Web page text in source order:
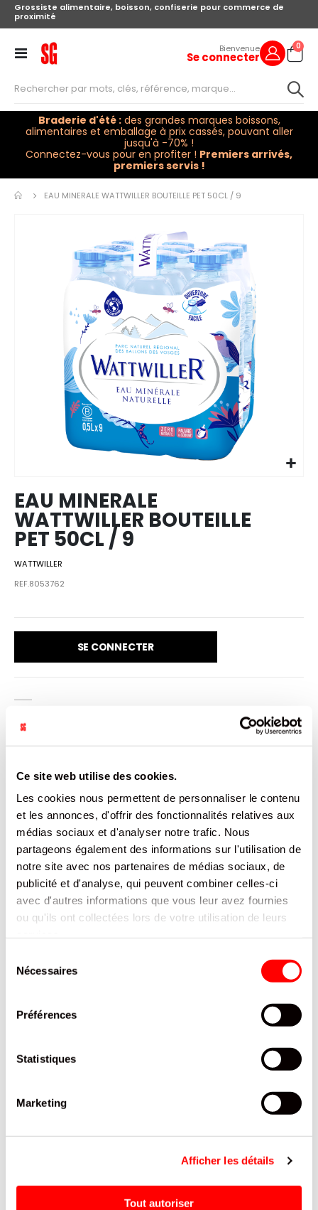
Ce site web utilise des cookies.
Les cookies nous permettent de personnaliser le contenu
et les annonces, d'offrir des fonctionnalités relatives aux
médias sociaux et d'analyser notre trafic. Nous
partageons également des informations sur l'utilisation de
notre site avec nos partenaires de médias sociaux, de
publicité et d'analyse, qui peuvent combiner celles-ci
avec d'autres informations que vous leur avez fournies
ou qu'ils ont collectées lors de votre utilisation de leurs
Nécessaires
Préférences
Statistiques
Marketing
Afficher les détails
Tout autoriser
Grossiste alimentaire, boisson, confiserie pour commerce de
proximité
Toggle
Bienvenue
Se connecter Cart
0
Braderie d'été :des grandes marques boissons,
alimentaires et emballage à prix cassés, pouvant aller
jusqu'à -70% !
Connectez-vous pour en profiter ! Premiers arrivés,
premiers servis !
EAU MINERALE WATTWILLER BOUTEILLE PET 50CL / 9
the
images
gallery
EAU MINERALE
WATTWILLER BOUTEILLE
PET 50CL / 9
WATTWILLER
REF.8053762
SE CONNECTER
INFORMATION
Eau minérale naturelle
CARACTÉRISTIQUES
DOCUMENTATION
PRODUITS QUI POURRAIENT VOUS
INTERESSER
- 33 CL
CHOCOLAT AU LAIT &
COOKIE DOUGH JOYFUEL
55G/12